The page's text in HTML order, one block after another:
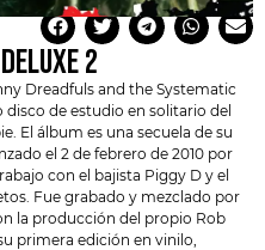
2
Dreadfuls and the Systematic
de estudio en solitario del
. El álbum es una secuela de su
el 2 de febrero de 2010 por
con el bajista Piggy D y el
Fue grabado y mezclado por
la producción del propio Rob
primera edición en vinilo,